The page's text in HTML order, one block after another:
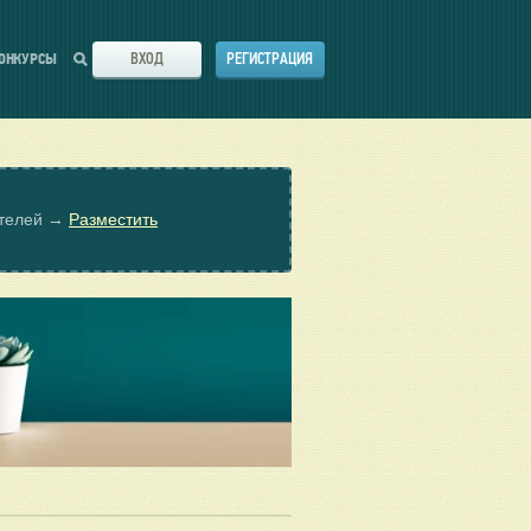
ВХОД РЕГИСТРАЦИЯ
→ Разместить